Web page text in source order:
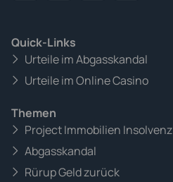
Quick-Links
Urteile im Abgasskandal
Urteile im Online Casino
Themen
Project Immobilien Insolvenz
Abgasskandal
Rürup Geld zurück